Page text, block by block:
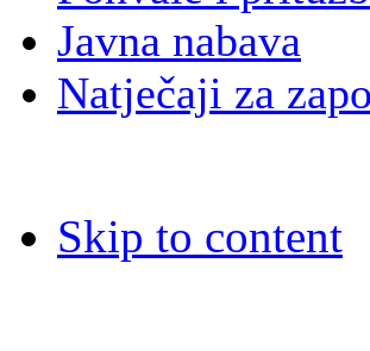
Javna nabava
Natječaji za
Skip to content